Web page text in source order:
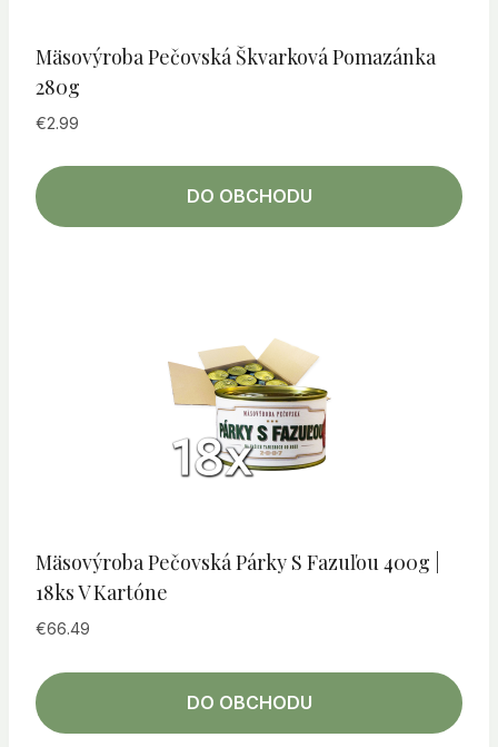
Mäsovýroba Pečovská Škvarková Pomazánka
280g
€2.99
DO OBCHODU
Mäsovýroba Pečovská Párky S Fazuľou 400g |
18ks V Kartóne
€66.49
DO OBCHODU